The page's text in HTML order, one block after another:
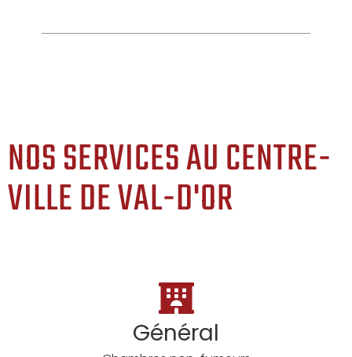
NOS SERVICES AU CENTRE-
VILLE DE VAL-D'OR
Général